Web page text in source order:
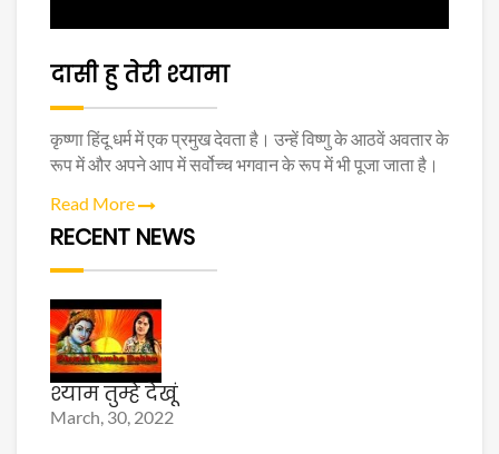
दासी हु तेरी श्यामा
कृष्णा हिंदू धर्म में एक प्रमुख देवता है। उन्हें विष्णु के आठवें अवतार के
रूप में और अपने आप में सर्वोच्च भगवान के रूप में भी पूजा जाता है।
Read More
RECENT NEWS
श्याम तुम्हे देखूं
March, 30, 2022